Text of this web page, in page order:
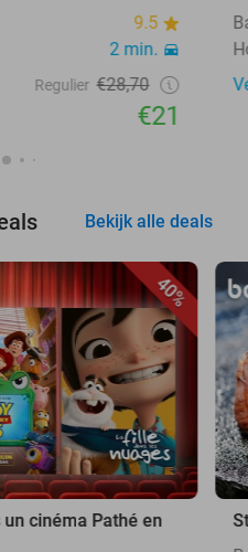
9.5
2 min.
Regulier €28,70
€21
Bekijk alle deals
40%
cinéma Pathé en